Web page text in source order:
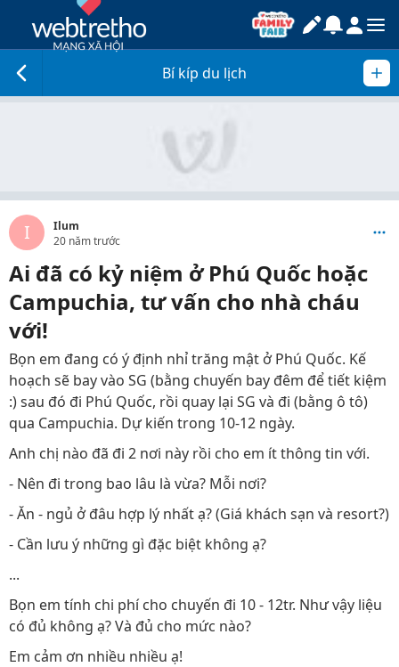
Bí kíp du lịch
I
Ilum
20 năm trước
Ai đã có kỷ niệm ở Phú Quốc hoặc
Campuchia, tư vấn cho nhà cháu
với!
Bọn em đang có ý định nhỉ trăng mật ở Phú Quốc. Kế
hoạch sẽ bay vào SG (bằng chuyến bay đêm để tiết kiệm
:) sau đó đi Phú Quốc, rồi quay lại SG và đi (bằng ô tô)
qua Campuchia. Dự kiến trong 10-12 ngày.
Anh chị nào đã đi 2 nơi này rồi cho em ít thông tin với.
- Nên đi trong bao lâu là vừa? Mỗi nơi?
- Ăn - ngủ ở đâu hợp lý nhất ạ? (Giá khách sạn và resort?)
- Cần lưu ý những gì đặc biệt không ạ?
...
Bọn em tính chi phí cho chuyến đi 10 - 12tr. Như vậy liệu
có đủ không ạ? Và đủ cho mức nào?
Em cảm ơn nhiều nhiều ạ!